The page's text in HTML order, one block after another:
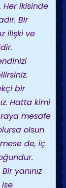
Her ikisinde
Bir
ilişki ve
bir
Hatta kimi
mesafe
olsun
de, iç
yanınız
ise